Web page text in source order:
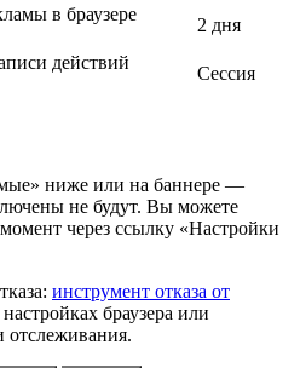
в браузере
2 дня
действий
Сессия
ниже или на баннере —
не будут. Вы можете
через ссылку «Настройки
инструмент отказа от
браузера или
отслеживания.